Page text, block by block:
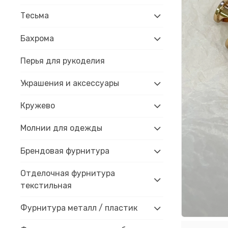
Тесьма
Бахрома
Перья для рукоделия
Украшения и аксессуары
Кружево
Молнии для одежды
Брендовая фурнитура
Отделочная фурнитура
текстильная
Фурнитура металл / пластик